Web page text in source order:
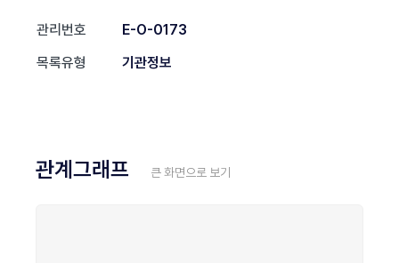
관리번호
E-O-0173
목록유형
기관정보
관계그래프 큰 화면으로 보기